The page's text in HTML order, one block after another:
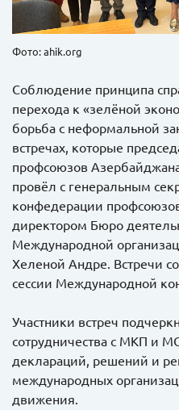
Фото: ahik.org
Соблюдение принципа
перехода к «зелёной
борьба с неформальной
встречах, которые
профсоюзов
провёл с генеральным
конфедерации
директором Бюро
Международной
Хеленой Андре. Встречи
сессии Международной
Участники встреч
сотрудничества с МКП и
деклараций, решений и
международных
движения.